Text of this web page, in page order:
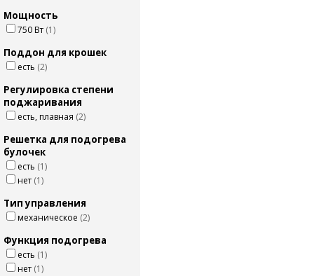
Мощность
750 Вт (1)
Поддон для крошек
есть (2)
Регулировка степени
поджаривания
есть, плавная (2)
Решетка для подогрева
булочек
есть (1)
нет (1)
Тип управления
механическое (2)
Функция подогрева
есть (1)
нет (1)